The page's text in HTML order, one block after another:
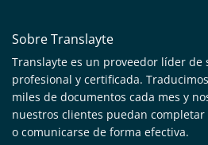
Sobre Translayte
Translayte es un proveedor líder de
profesional y certificada.
miles de documentos cada mes y
nuestros clientes puedan
o comunicarse de forma efectiva.